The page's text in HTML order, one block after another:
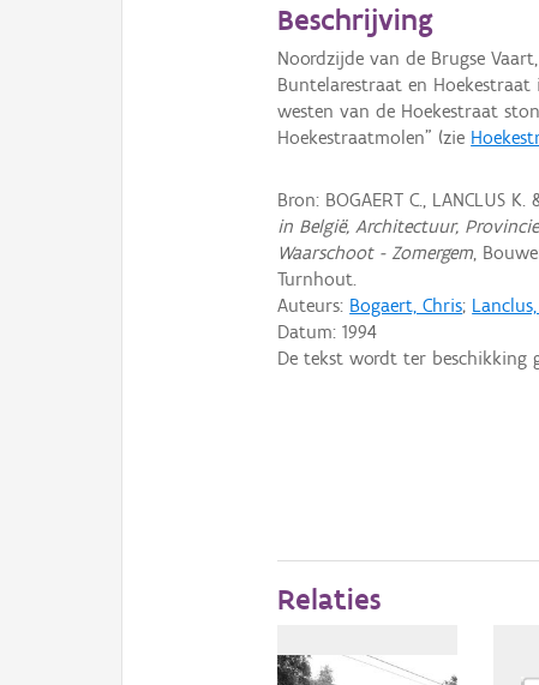
Beschrijving
Noordzijde van de Brugse
Buntelarestraat en
westen van de Hoekestraat
Hoekestraatmolen" (zie
Bron: BOGAERT C., LANCLUS K.
in België, Architectuur,
Waarschoot - Zomergem ,
Turnhout.
Auteurs: Bogaert, Chris;
Datum:1994
De tekst wordt ter beschikking
Relaties